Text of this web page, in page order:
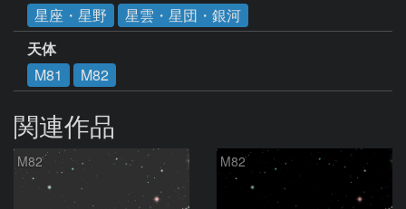
星座・星野
星雲・星団・銀河
天体
M81
M82
関連作品
M82 M82